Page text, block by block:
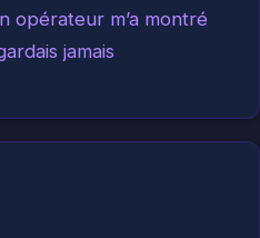
opérateur m’a montré
jamais